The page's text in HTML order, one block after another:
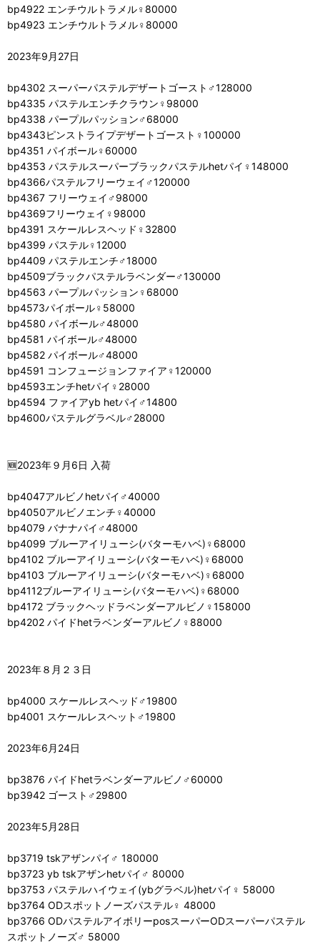
bp4922 エンチウルトラメル♀80000
bp4923 エンチウルトラメル♀80000
2023年9月27日
bp4302 スーパーパステルデザートゴースト♂128000
bp4335 パステルエンチクラウン♀98000
bp4338 パープルパッション♂68000
bp4343ピンストライプデザートゴースト♀100000
bp4351 パイボール♀60000
bp4353 パステルスーパーブラックパステルhetパイ♀148000
bp4366パステルフリーウェイ♂120000
bp4367 フリーウェイ♂98000
bp4369フリーウェイ♀98000
bp4391 スケールレスヘッド♀32800
bp4399 パステル♀12000
bp4409 パステルエンチ♂18000
bp4509ブラックパステルラベンダー♂130000
bp4563 パープルパッション♀68000
bp4573パイボール♀58000
bp4580 パイボール♂48000
bp4581 パイボール♂48000
bp4582 パイボール♂48000
bp4591 コンフュージョンファイア♀120000
bp4593エンチhetパイ♀28000
bp4594 ファイアyb hetパイ♂14800
bp4600パステルグラベル♂28000
🆕2023年９月6日 入荷
bp4047アルビノhetパイ♂40000
bp4050アルビノエンチ♀40000
bp4079 バナナパイ♂48000
bp4099 ブルーアイリューシ(バターモハベ)♀68000
bp4102 ブルーアイリューシ(バターモハベ)♀68000
bp4103 ブルーアイリューシ(バターモハベ)♀68000
bp4112ブルーアイリューシ(バターモハベ)♀68000
bp4172 ブラックヘッドラベンダーアルビノ♀158000
bp4202 パイドhetラベンダーアルビノ♀88000
2023年８月２３日
bp4000 スケールレスヘッド♂19800
bp4001 スケールレスヘット♂19800
2023年6月24日
bp3876 パイドhetラベンダーアルビノ♂60000
bp3942 ゴースト♂29800
2023年5月28日
bp3719 tskアザンパイ♂ 180000
bp3723 yb tskアザンhetパイ♂ 80000
bp3753 パステルハイウェイ(ybグラベル)hetパイ♀ 58000
bp3764 ODスポットノーズパステル♀ 48000
bp3766 ODパステルアイボリーposスーパーODスーパーパステル
スポットノーズ♂ 58000